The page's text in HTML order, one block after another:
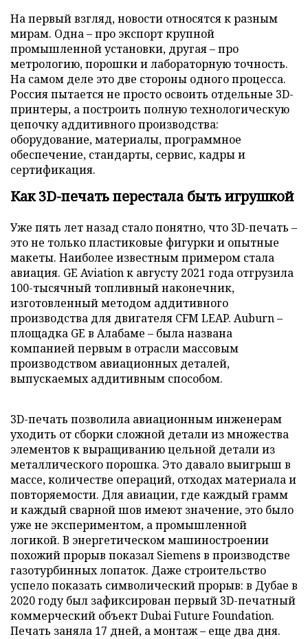
На первый взгляд, новости относятся к разным
мирам. Одна – про экспорт крупной
промышленной установки, другая – про
метрологию, порошки и лабораторную точность.
На самом деле это две стороны одного процесса.
Россия пытается не просто освоить отдельные 3D-
принтеры, а построить полную технологическую
цепочку аддитивного производства:
оборудование, материалы, программное
обеспечение, стандарты, сервис, кадры и
сертификация.
Как 3D-печать перестала быть игрушкой
Уже пять лет назад стало понятно, что 3D-печать –
это не только пластиковые фигурки и опытные
макеты. Наиболее известным примером стала
авиация. GE Aviation к августу 2021 года отгрузила
100-тысячный топливный наконечник,
изготовленный методом аддитивного
производства для двигателя CFM LEAP. Auburn –
площадка GE в Алабаме – была названа
компанией первым в отрасли массовым
производством авиационных деталей,
выпускаемых аддитивным способом.
3D-печать позволила авиационным инженерам
уходить от сборки сложной детали из множества
элементов к выращиванию цельной детали из
металлического порошка. Это давало выигрыш в
массе, количестве операций, отходах материала и
повторяемости. Для авиации, где каждый грамм
и каждый сварной шов имеют значение, это было
уже не экспериментом, а промышленной
логикой. В энергетическом машиностроении
похожий прорыв показал Siemens в производстве
газотурбинных лопаток. Даже строительство
успело показать символический прорыв: в Дубае в
2020 году был зафиксирован первый 3D-печатный
коммерческий объект Dubai Future Foundation.
Печать заняла 17 дней, а монтаж – еще два дня.